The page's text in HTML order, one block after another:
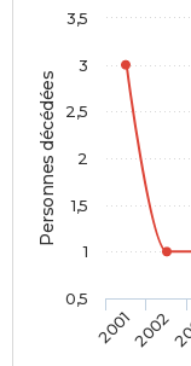
Personnes décédées
20012002
0,5
1
1,5
2
2,5
3
3,5